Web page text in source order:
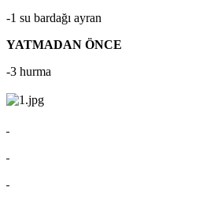
-1 su bardağı ayran
YATMADAN ÖNCE
-3 hurma